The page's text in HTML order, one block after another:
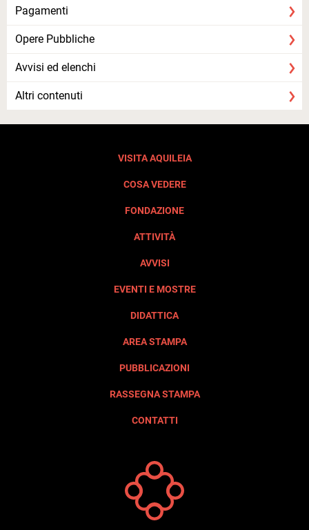
Pagamenti
Opere Pubbliche
Avvisi ed elenchi
Altri contenuti
VISITA AQUILEIA
COSA VEDERE
FONDAZIONE
ATTIVITÀ
AVVISI
EVENTI E MOSTRE
DIDATTICA
AREA STAMPA
PUBBLICAZIONI
RASSEGNA STAMPA
CONTATTI